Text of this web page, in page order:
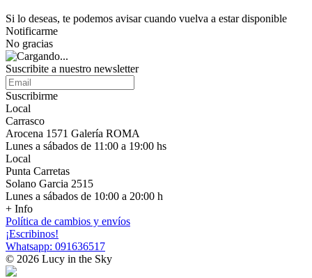
Si lo deseas, te podemos avisar cuando vuelva a estar disponible
Notificarme
No gracias
Suscribite a nuestro newsletter
Suscribirme
Local
Carrasco
Arocena 1571 Galería ROMA
Lunes a sábados de 11:00 a 19:00 hs
Local
Punta Carretas
Solano Garcia 2515
Lunes a sábados de 10:00 a 20:00 h
+ Info
Política de cambios y envíos
¡Escribinos!
Whatsapp: 091636517
© 2026 Lucy in the Sky